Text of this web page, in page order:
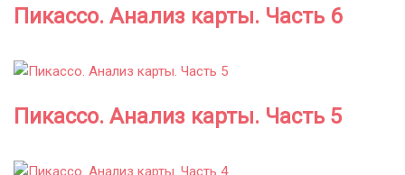
Пикассо. Анализ карты. Часть 6
Пикассо. Анализ карты. Часть 5